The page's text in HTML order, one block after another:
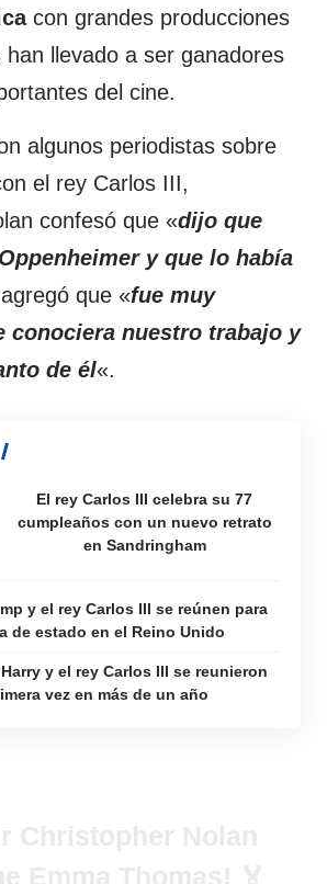
con grandes producciones
han llevado a ser ganadores
del cine.
algunos periodistas sobre
el rey Carlos III,
confesó que «dijo que
y que lo había
que «fue muy
conociera nuestro trabajo y
de él«.
El rey Carlos III celebra su 77
cumpleaños con un nuevo retrato
en Sandringham
y el rey Carlos III se reúnen para
de estado en el Reino Unido
y el rey Carlos III se reunieron
vez en más de un año